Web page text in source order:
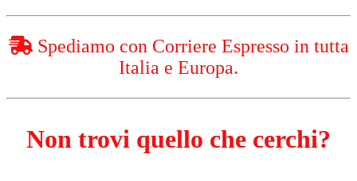
Spediamo con Corriere Espresso in tutta
Italia e Europa.
Non trovi quello che cerchi?